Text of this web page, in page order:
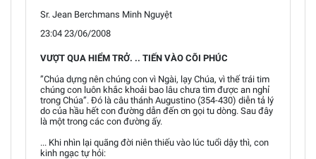
Sr. Jean Berchmans Minh Nguyệt
23:04 23/06/2008
VƯỢT QUA HIỂM TRỞ. .. TIẾN VÀO CÕI PHÚC
”Chúa dựng nên chúng con vì Ngài, lạy Chúa, vì thế trái tim
chúng con luôn khắc khoải bao lâu chưa tìm được an nghỉ
trong Chúa”. Đó là câu thánh Augustino (354-430) diễn tả lý
do của hầu hết con đường dẫn đến ơn gọi tu dòng. Sau đây
là một trong các con đường ấy.
... Khi nhìn lại quãng đời niên thiếu vào lúc tuổi dậy thì, con
kinh ngạc tự hỏi: